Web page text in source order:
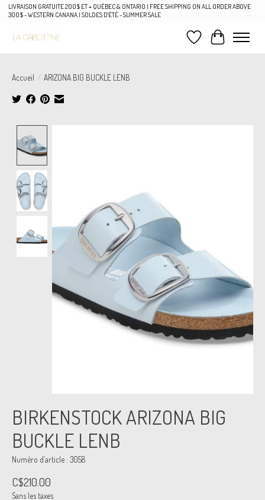
LIVRAISON GRATUITE 200$ ET + QUÉBEC & ONTARIO | FREE SHIPPING ON ALL ORDER ABOVE
300$ - WESTERN CANANA | SOLDES D'ÉTÉ - SUMMER SALE
Liste de souhaits
Panier
Accueil / ARIZONA BIG BUCKLE LENB
BIRKENSTOCK ARIZONA BIG
BUCKLE LENB
Numéro d’article : 3058
C$210.00
Sans les taxes